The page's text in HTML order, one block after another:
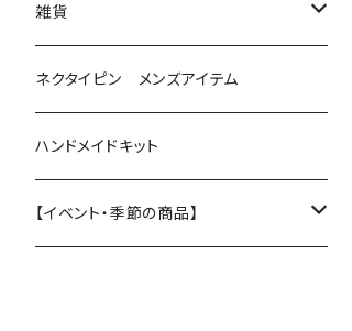
雑貨
眼鏡ストラップ
目印チャーム
ネクタイピン メンズアイテム
ハンドメイドキット
【イベント・季節の商品】